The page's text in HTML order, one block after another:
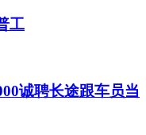
工
诚聘长途跟车员当